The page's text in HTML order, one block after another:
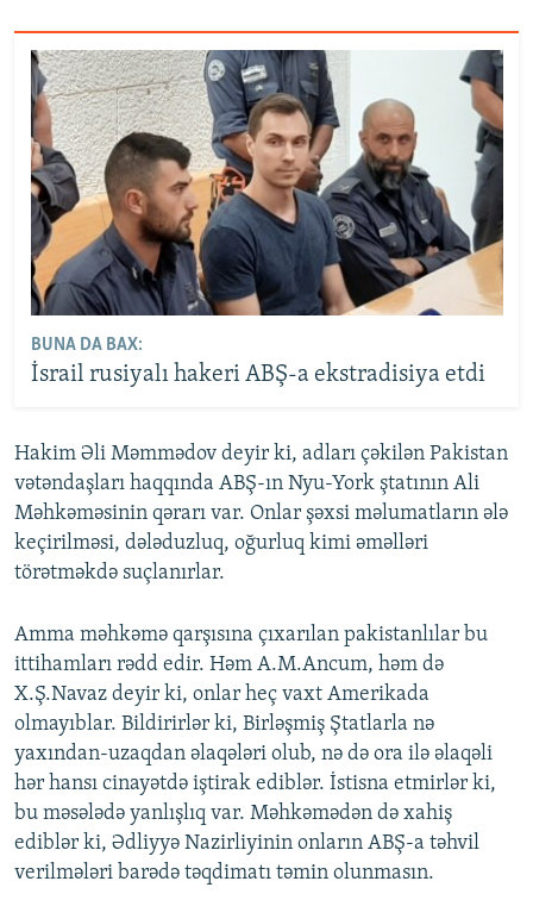
BUNA DA BAX:
İsrail rusiyalı hakeri ABŞ-a ekstradisiya etdi
Hakim Əli Məmmədov deyir ki, adları çəkilən Pakistan
vətəndaşları haqqında ABŞ-ın Nyu-York ştatının Ali
Məhkəməsinin qərarı var. Onlar şəxsi məlumatların ələ
keçirilməsi, dələduzluq, oğurluq kimi əməlləri
törətməkdə suçlanırlar.
Amma məhkəmə qarşısına çıxarılan pakistanlılar bu
ittihamları rədd edir. Həm A.M.Ancum, həm də
X.Ş.Navaz deyir ki, onlar heç vaxt Amerikada
olmayıblar. Bildirirlər ki, Birləşmiş Ştatlarla nə
yaxından-uzaqdan əlaqələri olub, nə də ora ilə əlaqəli
hər hansı cinayətdə iştirak ediblər. İstisna etmirlər ki,
bu məsələdə yanlışlıq var. Məhkəmədən də xahiş
ediblər ki, Ədliyyə Nazirliyinin onların ABŞ-a təhvil
verilmələri barədə təqdimatı təmin olunmasın.